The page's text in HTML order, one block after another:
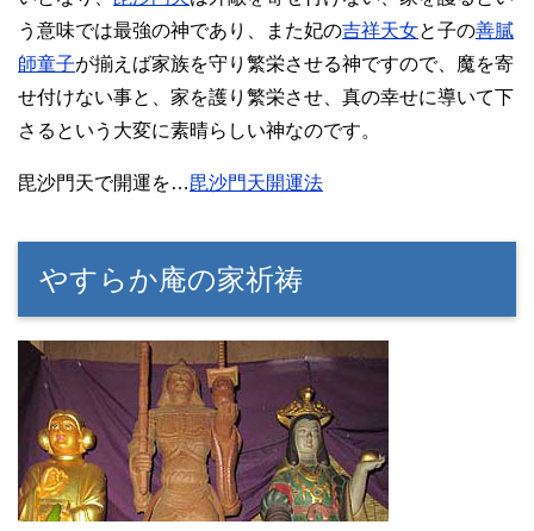
う意味では最強の神であり、また妃の吉祥天女と子の善膩
師童子が揃えば家族を守り繁栄させる神ですので、魔を寄
せ付けない事と、家を護り繁栄させ、真の幸せに導いて下
さるという大変に素晴らしい神なのです。
毘沙門天で開運を…毘沙門天開運法
やすらか庵の家祈祷